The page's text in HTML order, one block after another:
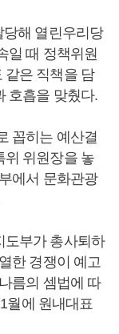
당해 열린우리당
일 때 정책위원
같은 직책을 담
호흡을 맞췄다.
꼽히는 예산결
위 위원장을 놓
에서 문화관광
도부가 총사퇴하
한 경쟁이 예고
름의 셈법에 따
월에 원내대표